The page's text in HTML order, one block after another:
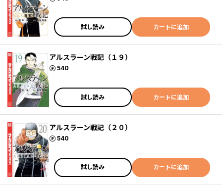
試し読み カートに追加
アルスラーン戦記（１９）
540
ポイント
試し読み カートに追加
アルスラーン戦記（２０）
540
ポイント
試し読み カートに追加